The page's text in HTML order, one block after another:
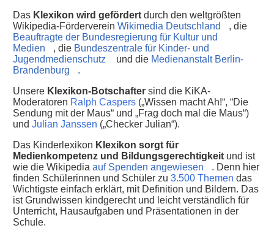
Das Klexikon wird gefördert durch den weltgrößten
Wikipedia-Förderverein Wikimedia Deutschland
, die
Beauftragte der Bundesregierung für Kultur und
Medien
, die Bundeszentrale für Kinder- und
Jugendmedienschutz
und die Medienanstalt Berlin-
Brandenburg
.
Unsere Klexikon-Botschafter sind die KiKA-
Moderatoren Ralph Caspers („Wissen macht Ah!“, “Die
Sendung mit der Maus“ und „Frag doch mal die Maus“)
und Julian Janssen („Checker Julian“).
Das Kinderlexikon Klexikon sorgt für
Medienkompetenz und Bildungsgerechtigkeit und ist
wie die Wikipedia auf Spenden angewiesen
. Denn hier
finden Schülerinnen und Schüler zu 3.500 Themen das
Wichtigste einfach erklärt, mit Definition und Bildern. Das
ist Grundwissen kindgerecht und leicht verständlich für
Unterricht, Hausaufgaben und Präsentationen in der
Schule.